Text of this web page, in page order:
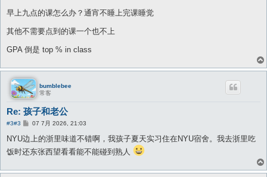
早上九点的课怎么办？通宵不睡上完课睡觉
其他不需要点到的课一个也不上
GPA 倒是 top % in class
bumblebee
常客
Re: 孩子和老公
#3#3
帖
07 7月 2026, 21:03
NYU边上的浙里味道不错啊，我孩子夏天实习住在NYU宿舍。我去浙里吃
饭时还东张西望看看能不能碰到熟人